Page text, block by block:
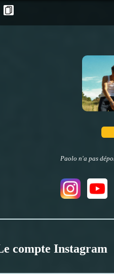
Paolo n'a pas
compte Instagram